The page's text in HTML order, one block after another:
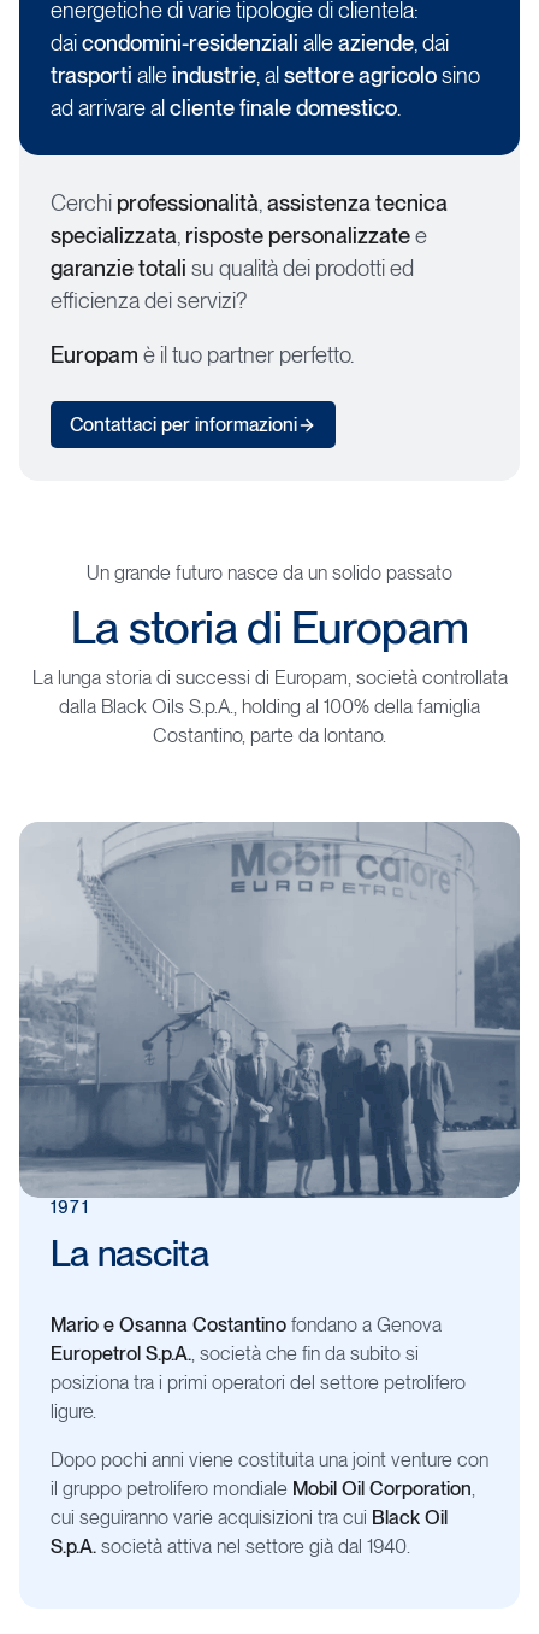
energetiche di varie tipologie di clientela:
daicondomini-residenziali alleaziende, dai
trasporti alleindustrie, alsettore agricolosino
ad arrivare alcliente finale domestico.
Cerchi professionalità, assistenza tecnica
specializzata, risposte personalizzatee
garanzie totali su qualità dei prodotti ed
efficienza dei servizi?
Europam è il tuo partner perfetto.
Contattaci per informazioni
Un grande futuro nasce da un solido passato
La storia di Europam
La lunga storia di successi di Europam, società controllata
dalla Black Oils S.p.A., holding al 100% della famiglia
Costantino, parte da lontano.
1971
La nascita
Mario e Osanna Costantinofondano a Genova
Europetrol S.p.A., società che fin da subito si
posiziona tra i primi operatori del settore petrolifero
ligure.
Dopo pochi anni viene costituita una joint venture con
il gruppo petrolifero mondiale Mobil Oil Corporation,
cui seguiranno varie acquisizioni tra cui Black Oil
S.p.A.società attiva nel settore già dal 1940.